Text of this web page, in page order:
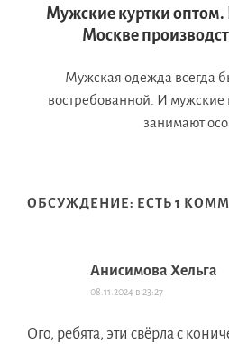
Мужские куртки оптом.
Москве
Мужская одежда всегда
востребованной. И мужские
занимают
ОБСУЖДЕНИЕ: ЕСТЬ 1
Анисимова Хельга
08.11.2024 в 23:27
Ого, ребята, эти свёрла с